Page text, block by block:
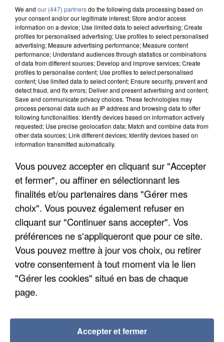
LES ARTICLES LES PLUS VUS
UN SECOND CADRE DE LA DZ MAFIA
INTERPELLÉ EN ALGÉRIE
We and our (447) partnersdo the following data processing based on
your consent and/or our legitimate interest: Store and/or access
information on a device; Use limited data to select advertising; Create
profiles for personalised advertising; Use profiles to select personalised
advertising; Measure advertising performance; Measure content
performance; Understand audiences through statistics or combinations
of data from different sources; Develop and improve services; Create
profiles to personalise content; Use profiles to select personalised
content; Use limited data to select content; Ensure security, prevent and
detect fraud, and fix errors; Deliver and present advertising and content;
Save and communicate privacy choices. These technologies may
process personal data such as IP address and browsing data to offer
following functionalities: Identify devices based on information actively
requested; Use precise geolocation data; Match and combine data from
other data sources; Link different devices; Identify devices based on
information transmitted automatically.
Vous pouvez accepter en cliquant sur "Accepter
et fermer", ou affiner en sélectionnant les
finalités et/ou partenaires dans "Gérer mes
choix". Vous pouvez également refuser en
cliquant sur "Continuer sans accepter". Vos
préférences ne s'appliqueront que pour ce site.
Vous pouvez mettre à jour vos choix, ou retirer
votre consentement à tout moment via le lien
"Gérer les cookies" situé en bas de chaque
page.
Accepter et fermer